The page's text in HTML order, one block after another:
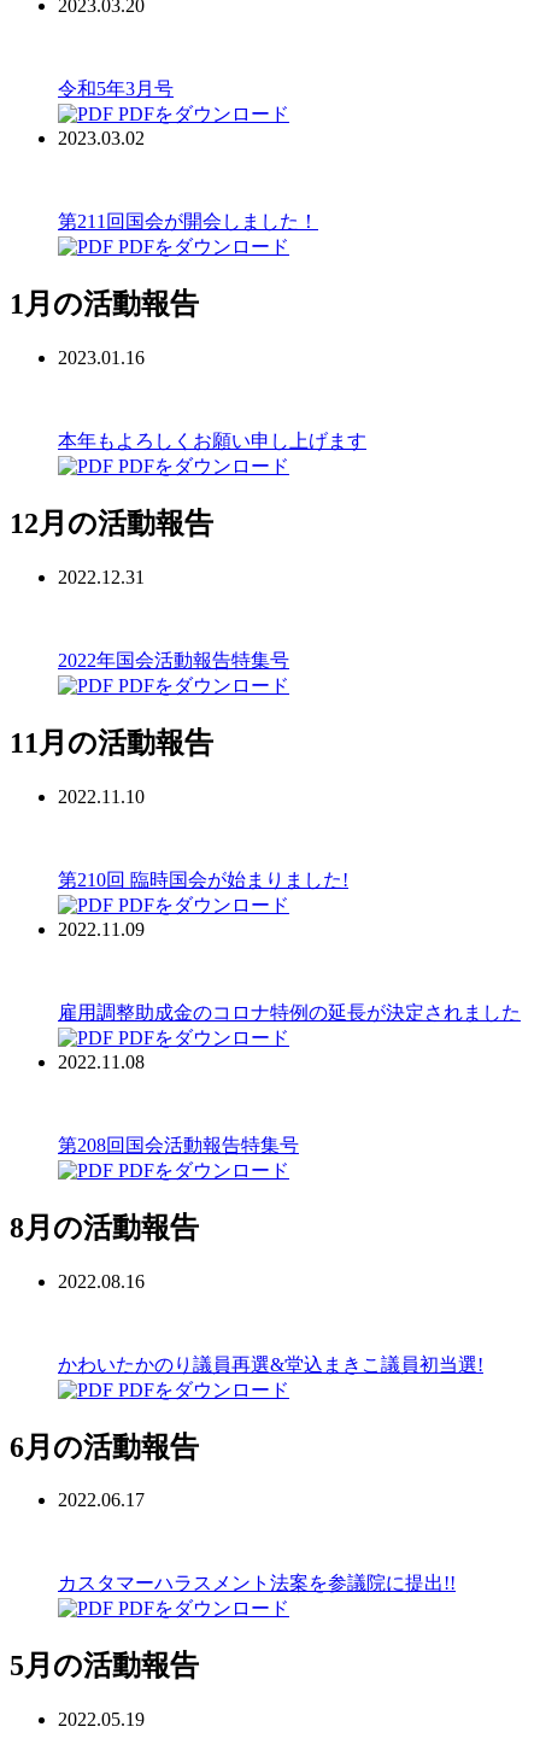
2023.03.20
令和5年3月号
PDFをダウンロード
2023.03.02
第211回国会が開会しました！
PDFをダウンロード
1月の活動報告
2023.01.16
本年もよろしくお願い申し上げます
PDFをダウンロード
12月の活動報告
2022.12.31
2022年国会活動報告特集号
PDFをダウンロード
11月の活動報告
2022.11.10
第210回 臨時国会が始まりました!
PDFをダウンロード
2022.11.09
雇用調整助成金のコロナ特例の延長が決定されました
PDFをダウンロード
2022.11.08
第208回国会活動報告特集号
PDFをダウンロード
8月の活動報告
2022.08.16
かわいたかのり議員再選&堂込まきこ議員初当選!
PDFをダウンロード
6月の活動報告
2022.06.17
カスタマーハラスメント法案を参議院に提出!!
PDFをダウンロード
5月の活動報告
2022.05.19